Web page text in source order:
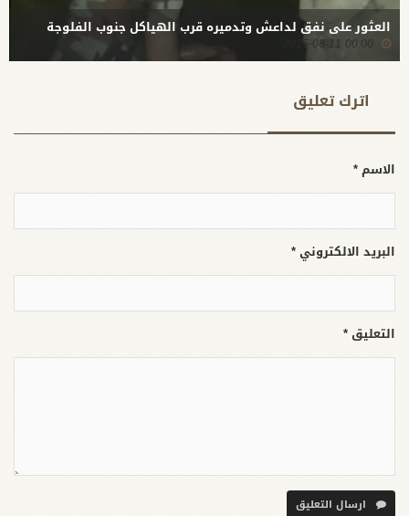
العثور على نفق لداعش وتدميره قرب الهياكل جنوب الفلوجة
00:00 2015-08-11
اترك تعلیق
الاسم *
البريد الالكتروني *
التعليق *
ارسال التعليق